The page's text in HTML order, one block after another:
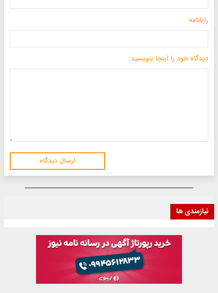
رایانامه
دیدگاه خود را اینجا بنویسید:
ارسال دیدگاه
نیازمندی ها